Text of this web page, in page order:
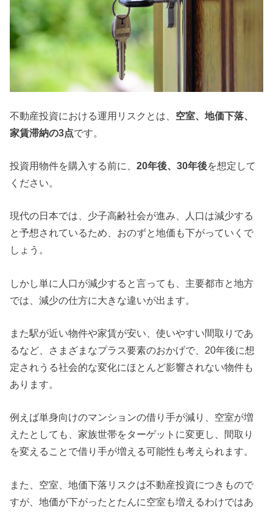
不動産投資における運用リスクとは、 空室、地価下落、
家賃滞納の3点です。
投資用物件を購入する前に、20年後、30年後を想定して
ください。
現代の日本では、少子高齢社会が進み、人口は減少する
と予想されているため、おのずと地価も下がっていくで
しょう。
しかし単に人口が減少すると言っても、主要都市と地方
では、減少の仕方に大きな違いが出ます。
また駅が近い物件や家賃が安い、使いやすい間取りであ
るなど、さまざまなプラス要素のおかげで、20年後に想
定されうる社会的な変化にほとんど影響されない物件も
あります。
例えば単身向けのマンションの借り手が減り、空室が増
えたとしても、家族世帯をターゲットに変更し、間取り
を変えることで借り手が増える可能性も考えられます。
また、空室、地価下落リスクは不動産投資につきもので
すが、地価が下がったとたんに空室も増えるわけではあ